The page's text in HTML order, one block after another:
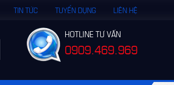
TIN TỨC TUYỂN DỤNG LIÊN HỆ
HOTLINE TƯ VẤN
0909.469.969